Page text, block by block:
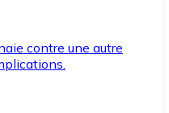
contre une autre